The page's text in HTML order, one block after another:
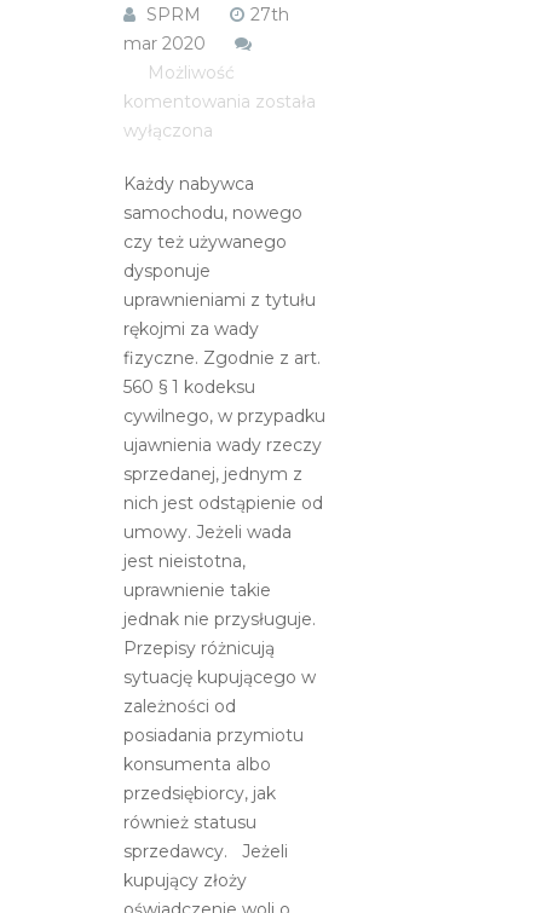
SPRM
27th
mar 2020
Możliwość
komentowania Odstąpienie
samochodu
a
OC
została
wyłączona
Każdy nabywca
samochodu, nowego
czy też używanego
dysponuje
uprawnieniami z tytułu
rękojmi za wady
fizyczne. Zgodnie z art.
560 § 1 kodeksu
cywilnego, w przypadku
ujawnienia wady rzeczy
sprzedanej, jednym z
nich jest odstąpienie od
umowy. Jeżeli wada
jest nieistotna,
uprawnienie takie
jednak nie przysługuje.
Przepisy różnicują
sytuację kupującego w
zależności od
posiadania przymiotu
konsumenta albo
przedsiębiorcy, jak
również statusu
sprzedawcy. Jeżeli
kupujący złoży